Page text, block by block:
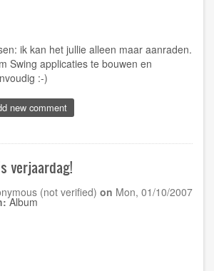
ik kan het jullie alleen maar aanraden.
Swing applicaties te bouwen en
:-)
new comment
verjaardag!
(not verified) on Mon, 01/10/2007
Album